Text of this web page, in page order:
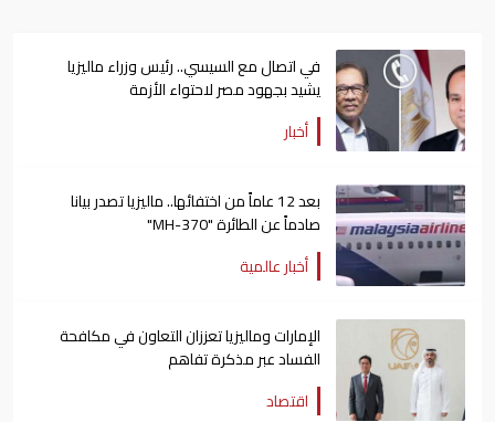
في اتصال مع السيسي.. رئيس وزراء ماليزيا
يشيد بجهود مصر لاحتواء الأزمة
أخبار
بعد 12 عاماً من اختفائها.. ماليزيا تصدر بيانا
صادماً عن الطائرة "MH-370"
أخبار عالمية
الإمارات وماليزيا تعززان التعاون في مكافحة
الفساد عبر مذكرة تفاهم
اقتصاد